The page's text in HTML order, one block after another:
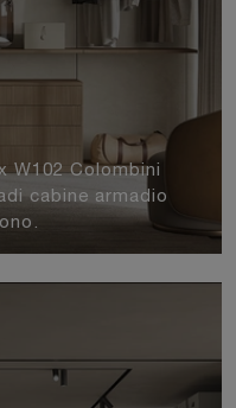
W102 Colombini
cabine armadio